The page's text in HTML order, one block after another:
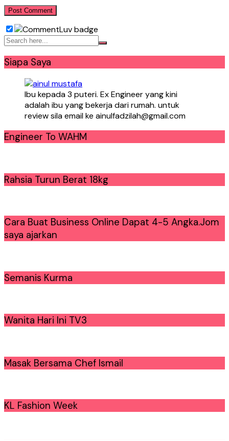
Siapa Saya
Ibu kepada 3 puteri. Ex Engineer yang kini
adalah ibu yang bekerja dari rumah. untuk
review sila email ke ainulfadzilah@gmail.com
Engineer To WAHM
Rahsia Turun Berat 18kg
Cara Buat Business Online Dapat 4-5 Angka.Jom
saya ajarkan
Semanis Kurma
Wanita Hari Ini TV3
Masak Bersama Chef Ismail
KL Fashion Week